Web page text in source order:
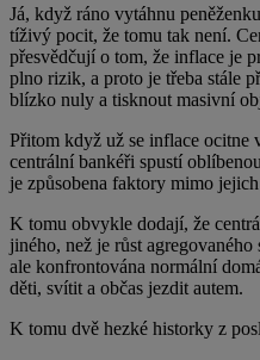
Já, když ráno vytáhnu
tíživý pocit, že tomu tak není.
přesvědčují o tom, že inflace je
plno rizik, a proto je třeba stále
blízko nuly a tisknout masivní
Přitom když už se inflace ocitne
centrální bankéři spustí
je způsobena faktory mimo
K tomu obvykle dodají, že
jiného, než je růst
ale konfrontována normální
děti, svítit a občas jezdit autem.
K tomu dvě hezké historky z